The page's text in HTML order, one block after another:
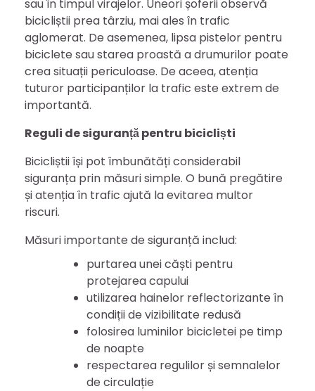
sau în timpul virajelor. Uneori șoferii observă
bicicliștii prea târziu, mai ales în trafic
aglomerat. De asemenea, lipsa pistelor pentru
biciclete sau starea proastă a drumurilor poate
crea situații periculoase. De aceea, atenția
tuturor participanților la trafic este extrem de
importantă.
Reguli de siguranță pentru bicicliști
Bicicliștii își pot îmbunătăți considerabil
siguranța prin măsuri simple. O bună pregătire
și atenția în trafic ajută la evitarea multor
riscuri.
Măsuri importante de siguranță includ:
purtarea unei căști pentru
protejarea capului
utilizarea hainelor reflectorizante în
condiții de vizibilitate redusă
folosirea luminilor bicicletei pe timp
de noapte
respectarea regulilor și semnalelor
de circulație